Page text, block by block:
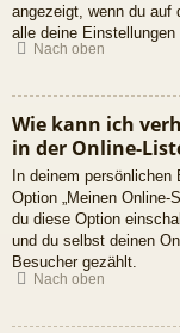
angezeigt, wenn du auf
alle deine Einstellungen
Nach oben
Wie kann ich
in der Online-
In deinem
Option „Meinen Online-
du diese Option
und du selbst deinen
Besucher gezählt.
Nach oben